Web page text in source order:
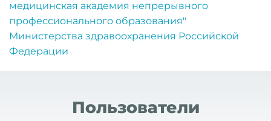
медицинская академия непрерывного
профессионального образования"
Министерства здравоохранения Российской
Федерации
Пользователи